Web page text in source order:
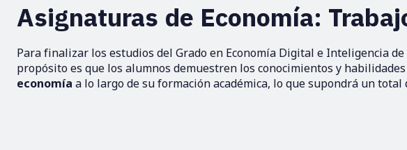
Asignaturas de Economía:
Para finalizar los estudios del Grado en Economía Digital e Inteligencia
propósito es que los alumnos demuestren los conocimientos y
economía a lo largo de su formación académica, lo que supondrá un total